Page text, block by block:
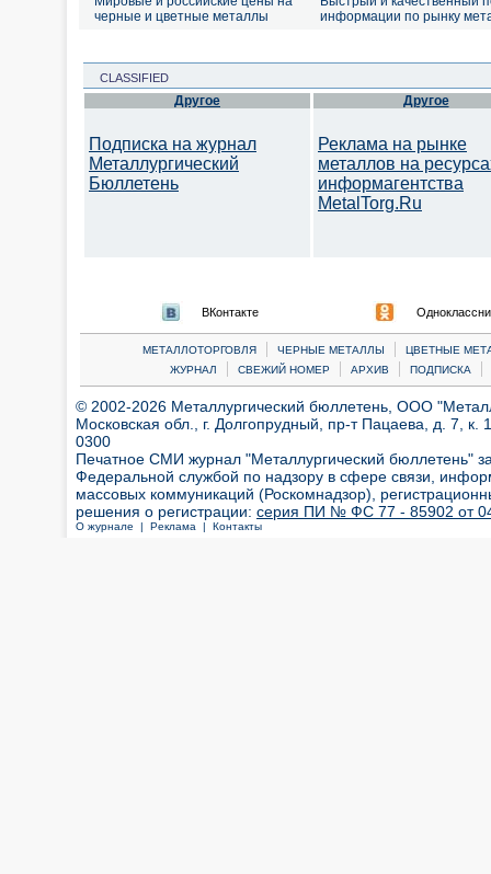
черные и цветные металлы
информации по рынку
CLASSIFIED
Другое
Подписка на журнал
Металлургический
Бюллетень
Другое
Реклама на рынке
металлов на
информагентства
MetalTorg.Ru
ВКонтакте
МЕТАЛЛОТОРГОВЛЯ | ЧЕРНЫЕ МЕТАЛЛЫ |
ЦВЕТНЫЕ
ЖУРНАЛ
| СВЕЖИЙ НОМЕР | АРХИВ | ПОДПИСКА |
© 2002-2026 Металлургический бюллетень, ООО
Московская обл., г. Долгопрудный, пр-т Пацаева, д. 7,
0300
Печатное СМИ журнал "Металлургический бюллетень"
Федеральной службой по надзору в сфере связи,
массовых коммуникаций (Роскомнадзор),
решения о регистрации: серия ПИ № ФС 77 - 85902 от 04
О журнале | Реклама | Контакты